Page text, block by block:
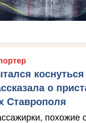
коснуться
о
Ставрополя
похожие